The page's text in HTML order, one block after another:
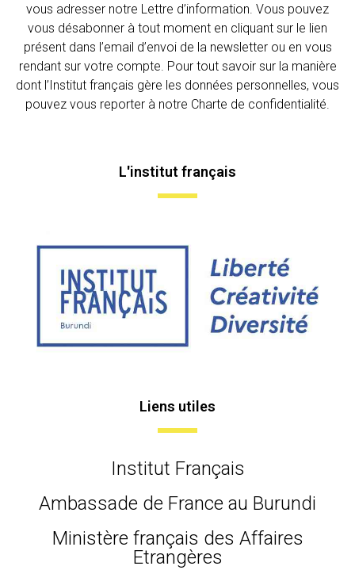
vous adresser notre Lettre d’information. Vous pouvez
vous désabonner à tout moment en cliquant sur le lien
présent dans l’email d’envoi de la newsletter ou en vous
rendant sur votre compte. Pour tout savoir sur la manière
dont l’Institut français gère les données personnelles, vous
pouvez vous reporter à notre Charte de confidentialité.
L'institut français
Liens utiles
Institut Français
Ambassade de France au Burundi
Ministère français des Affaires
Etrangères